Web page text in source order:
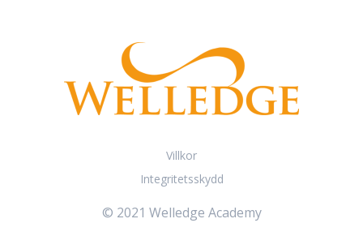
Villkor
Integritetsskydd
© 2021 Welledge Academy